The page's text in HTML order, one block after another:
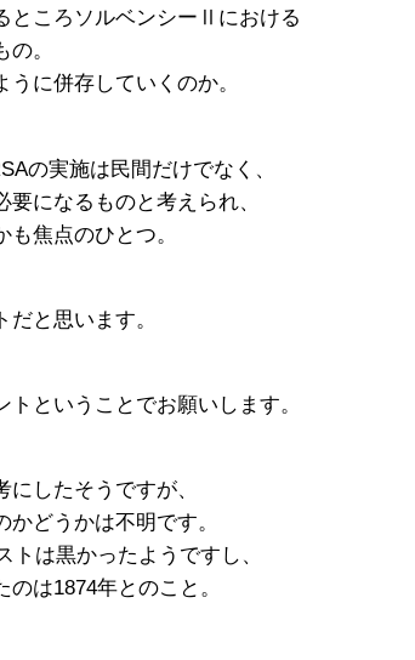
ところソルベンシーⅡにおける
。
に併存していくのか。
の実施は民間だけでなく、
になるものと考えられ、
焦点のひとつ。
と思います。
ということでお願いします。
したそうですが、
どうかは不明です。
は黒かったようですし、
は1874年とのこと。